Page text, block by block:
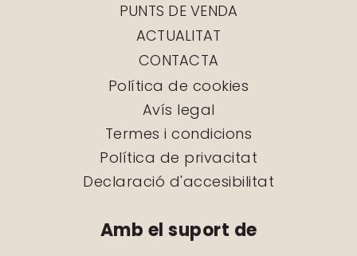
PUNTS DE VENDA
ACTUALITAT
CONTACTA
Política de cookies
Avís legal
Termes i condicions
Política de privacitat
Declaració d'accesibilitat
Amb el suport de